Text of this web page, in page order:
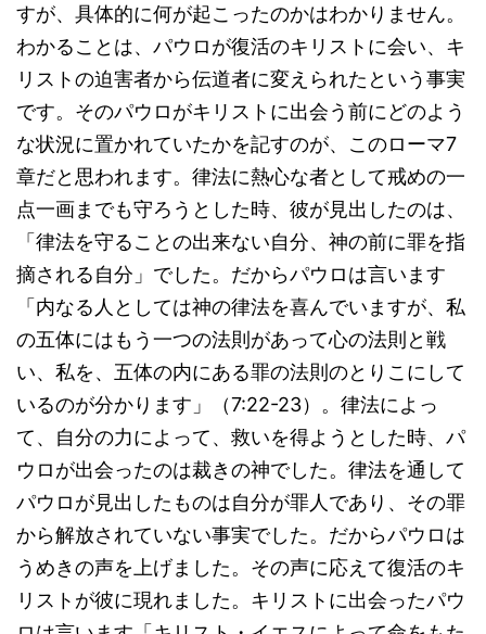
すが、具体的に何が起こったのかはわかりません。
わかることは、パウロが復活のキリストに会い、キ
リストの迫害者から伝道者に変えられたという事実
です。そのパウロがキリストに出会う前にどのよう
な状況に置かれていたかを記すのが、このローマ7
章だと思われます。律法に熱心な者として戒めの一
点一画までも守ろうとした時、彼が見出したのは、
「律法を守ることの出来ない自分、神の前に罪を指
摘される自分」でした。だからパウロは言います
「内なる人としては神の律法を喜んでいますが、私
の五体にはもう一つの法則があって心の法則と戦
い、私を、五体の内にある罪の法則のとりこにして
いるのが分かります」（7:22-23）。律法によっ
て、自分の力によって、救いを得ようとした時、パ
ウロが出会ったのは裁きの神でした。律法を通して
パウロが見出したものは自分が罪人であり、その罪
から解放されていない事実でした。だからパウロは
うめきの声を上げました。その声に応えて復活のキ
リストが彼に現れました。キリストに出会ったパウ